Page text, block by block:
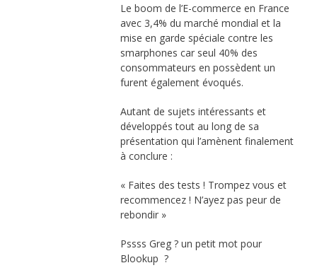
Le boom de l’E-commerce en France
avec 3,4% du marché mondial et la
mise en garde spéciale contre les
smarphones car seul 40% des
consommateurs en possèdent un
furent également évoqués.
Autant de sujets intéressants et
développés tout au long de sa
présentation qui l’amènent finalement
à conclure :
« Faites des tests ! Trompez vous et
recommencez ! N’ayez pas peur de
rebondir »
Pssss Greg ? un petit mot pour
Blookup ?